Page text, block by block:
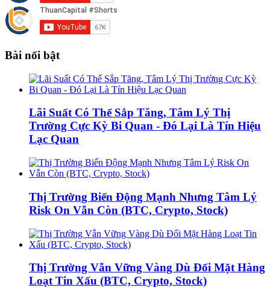
Bài nổi bật
Lãi Suất Có Thể Sắp Tăng, Tâm Lý Thị
Trường Cực Kỳ Bi Quan - Đó Lại Là Tín Hiệu
Lạc Quan
Thị Trường Biến Động Mạnh Nhưng Tâm Lý
Risk On Vẫn Còn (BTC, Crypto, Stock)
Thị Trường Vẫn Vững Vàng Dù Đối Mặt Hàng
Loạt Tin Xấu (BTC, Crypto, Stock)